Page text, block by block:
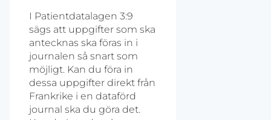
I Patientdatalagen 3:9
sägs att uppgifter som ska
antecknas ska föras in i
journalen så snart som
möjligt. Kan du föra in
dessa uppgifter direkt från
Frankrike i en dataförd
journal ska du göra det.